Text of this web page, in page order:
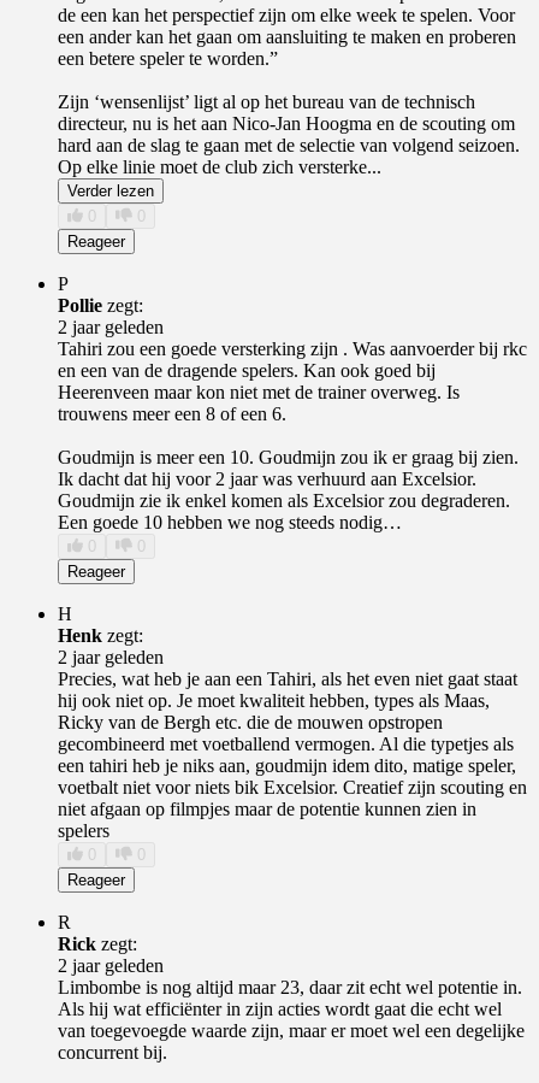
de een kan het perspectief zijn om elke week te spelen. Voor
een ander kan het gaan om aansluiting te maken en proberen
een betere speler te worden.”
Zijn ‘wensenlijst’ ligt al op het bureau van de technisch
directeur, nu is het aan Nico-Jan Hoogma en de scouting om
hard aan de slag te gaan met de selectie van volgend seizoen.
Op elke linie moet de club zich versterke...
Verder lezen
0
0
Reageer
P
Pollie zegt:
2 jaar geleden
Tahiri zou een goede versterking zijn . Was aanvoerder bij rkc
en een van de dragende spelers. Kan ook goed bij
Heerenveen maar kon niet met de trainer overweg. Is
trouwens meer een 8 of een 6.
Goudmijn is meer een 10. Goudmijn zou ik er graag bij zien.
Ik dacht dat hij voor 2 jaar was verhuurd aan Excelsior.
Goudmijn zie ik enkel komen als Excelsior zou degraderen.
Een goede 10 hebben we nog steeds nodig…
0
0
Reageer
H
Henk zegt:
2 jaar geleden
Precies, wat heb je aan een Tahiri, als het even niet gaat staat
hij ook niet op. Je moet kwaliteit hebben, types als Maas,
Ricky van de Bergh etc. die de mouwen opstropen
gecombineerd met voetballend vermogen. Al die typetjes als
een tahiri heb je niks aan, goudmijn idem dito, matige speler,
voetbalt niet voor niets bik Excelsior. Creatief zijn scouting en
niet afgaan op filmpjes maar de potentie kunnen zien in
spelers
0
0
Reageer
R
Rick zegt:
2 jaar geleden
Limbombe is nog altijd maar 23, daar zit echt wel potentie in.
Als hij wat efficiënter in zijn acties wordt gaat die echt wel
van toegevoegde waarde zijn, maar er moet wel een degelijke
concurrent bij.